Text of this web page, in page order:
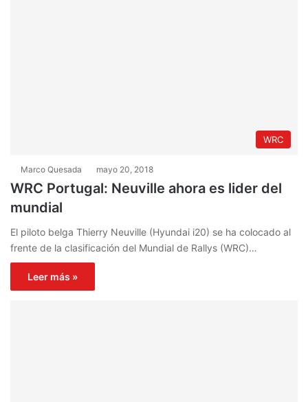
WRC
Marco Quesada mayo 20, 2018
WRC Portugal: Neuville ahora es lider del
mundial
El piloto belga Thierry Neuville (Hyundai i20) se ha colocado al
frente de la clasificación del Mundial de Rallys (WRC)…
Leer más »